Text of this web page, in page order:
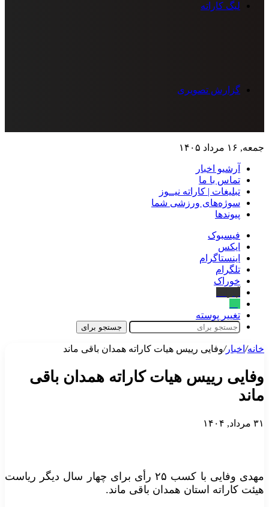
لیگ کاراته
گزارش تصویری
جمعه, ۱۶ مرداد ۱۴۰۵
آرشیو اخبار
تماس‌ با‌ ما
تبلیغات | کاراته نیــوز
سوژه‌های ورزشی شما
پیوندها
فیسبوک
ایکس
اینستاگرام
تلگرام
خوراک
تغییر پوسته
جستجو برای
خانه/ اخبار/وفایی رییس هیات کاراته همدان باقی ماند
وفایی رییس هیات کاراته همدان باقی
ماند
۳۱ مرداد, ۱۴۰۴
مهدی وفایی با کسب ۲۵ رأی برای چهار سال دیگر ریاست
هیئت کاراته استان همدان باقی ماند.